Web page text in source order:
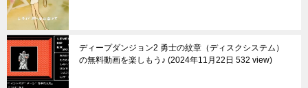
ディープダンジョン2 勇士の紋章（ディスクシステム）
の無料動画を楽しもう♪ 2024年11月22日 532 view